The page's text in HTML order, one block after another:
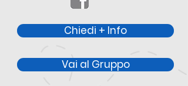
Chiedi + Info
Vai al Gruppo